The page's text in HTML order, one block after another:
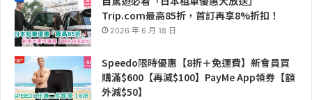
Trip.com最高85折，首訂再享8%折扣！
2026 年 6 月 18 日
Speedo限時優惠【8折＋免運費】新會員買
購滿$600【再減$100】PayMe App領券【額
外減$50】